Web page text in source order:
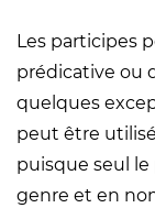
Les participes
prédicative ou
quelques
peut être
puisque seul
genre et en